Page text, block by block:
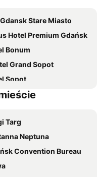
Stare Miasto
Hotel Premium Gdańsk
Bonum
Grand Sopot
Sopot
Sopot Hotel
by Hilton Gdansk Oliwa
Hotel
Lival
Targ
Neptuna
Convention Bureau